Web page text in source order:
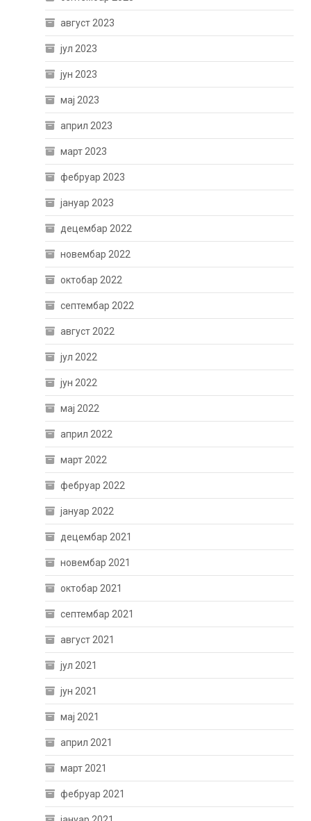
август 2023
јул 2023
јун 2023
мај 2023
април 2023
март 2023
фебруар 2023
јануар 2023
децембар 2022
новембар 2022
октобар 2022
септембар 2022
август 2022
јул 2022
јун 2022
мај 2022
април 2022
март 2022
фебруар 2022
јануар 2022
децембар 2021
новембар 2021
октобар 2021
септембар 2021
август 2021
јул 2021
јун 2021
мај 2021
април 2021
март 2021
фебруар 2021